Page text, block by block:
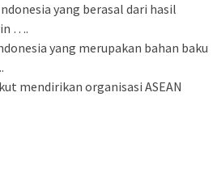
yang berasal dari hasil
….
yang merupakan bahan baku
mendirikan organisasi ASEAN